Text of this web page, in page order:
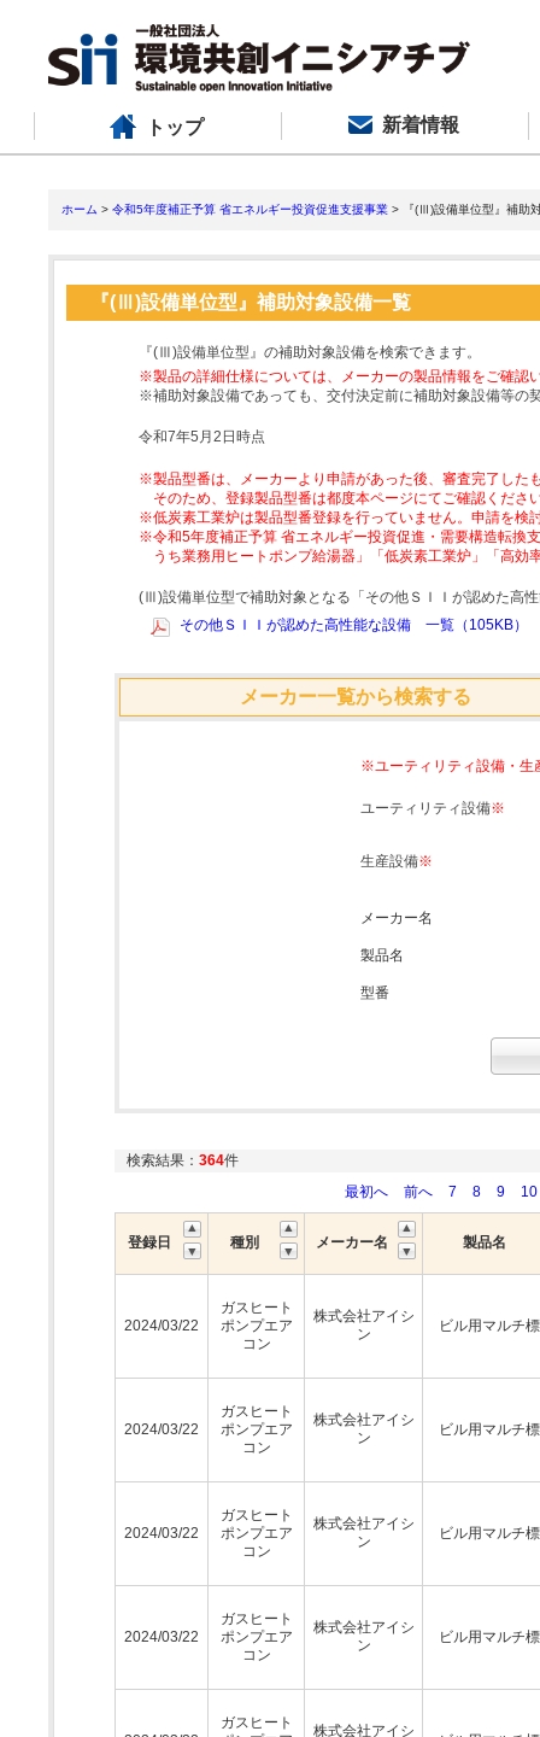
トップ 新着情報
ホーム > 令和5年度補正予算 省エネルギー投資促進支援事業 > 『(Ⅲ)設備単位型』補助
『(Ⅲ)設備単位型』補助対象設備一覧
『(Ⅲ)設備単位型』の補助対象設備を検索できます。
※製品の詳細仕様については、メーカーの製品情報をご確認
※補助対象設備であっても、交付決定前に補助対象設備等の
令和7年5月2日時点
※製品型番は、メーカーより申請があった後、審査完了した
そのため、登録製品型番は都度本ページにてご確認くださ
※低炭素工業炉は製品型番登録を行っていません。申請を検
※令和5年度補正予算 省エネルギー投資促進・需要構造転換
うち業務用ヒートポンプ給湯器」「低炭素工業炉」「高
(Ⅲ)設備単位型で補助対象となる「その他ＳＩＩが認めた高
その他ＳＩＩが認めた高性能な設備 一覧（105KB）
メーカー一覧から検索する
※ユーティリティ設備・生
ユーティリティ設備※
生産設備※
メーカー名
製品名
型番
検索結果： 364件
最初へ
前へ 7 8 9 10
登録日 種別 メーカー名 製品名
2024/03/22
ガスヒート
ポンプエア
コン
株式会社アイシ
ン
ビル用マルチ
2024/03/22
ガスヒート
ポンプエア
コン
株式会社アイシ
ン
ビル用マルチ
2024/03/22
ガスヒート
ポンプエア
コン
株式会社アイシ
ン
ビル用マルチ
2024/03/22
ガスヒート
ポンプエア
コン
株式会社アイシ
ン
ビル用マルチ
ガスヒート
株式会社アイシ